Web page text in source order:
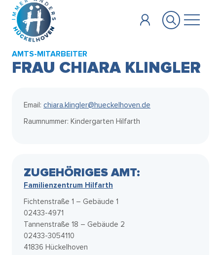
Zum Hauptinhalt springen
AMTS-MITARBEITER
FRAU CHIARA KLINGLER
Email: chiara.klingler@hueckelhoven.de
Raumnummer: Kindergarten Hilfarth
ZUGEHÖRIGES AMT:
Familienzentrum Hilfarth
Fichtenstraße 1 – Gebäude 1
02433-4971
Tannenstraße 18 – Gebäude 2
02433-3054110
41836 Hückelhoven